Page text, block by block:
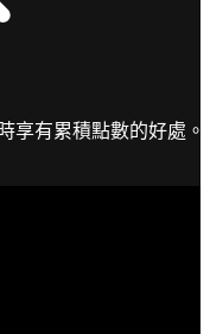
享有累積點數的好處。